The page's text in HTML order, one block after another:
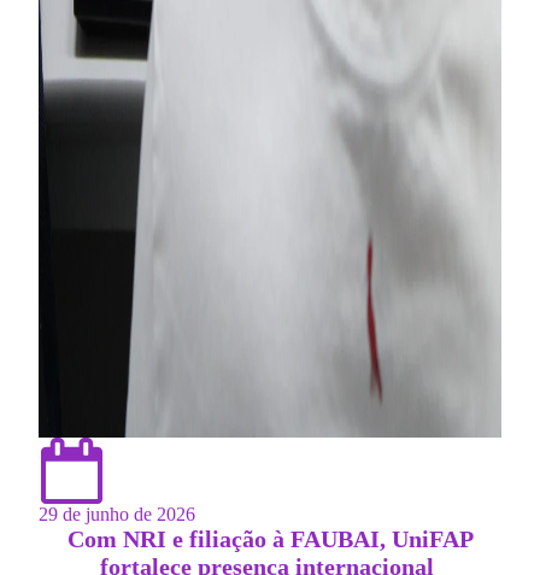
29 de junho de 2026
Com NRI e filiação à FAUBAI, UniFAP
fortalece presença internacional